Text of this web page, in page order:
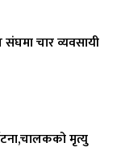
संघमा चार व्यवसायी
मृत्यु